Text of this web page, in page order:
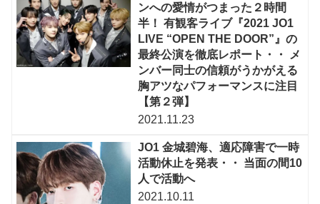
ンへの愛情がつまった２時間
半！ 有観客ライブ『2021 JO1
LIVE “OPEN THE DOOR”』の
最終公演を徹底レポート・・ メ
ンバー同士の信頼がうかがえる
胸アツなパフォーマンスに注目
【第２弾】
2021.11.23
JO1 金城碧海、適応障害で一時
活動休止を発表・・ 当面の間10
人で活動へ
2021.10.11